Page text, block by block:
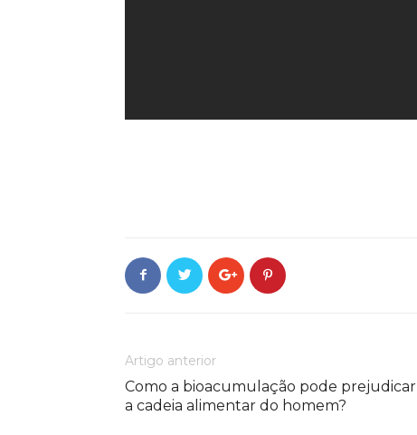
Artigo anterior
Como a bioacumulação pode prejudicar
a cadeia alimentar do homem?